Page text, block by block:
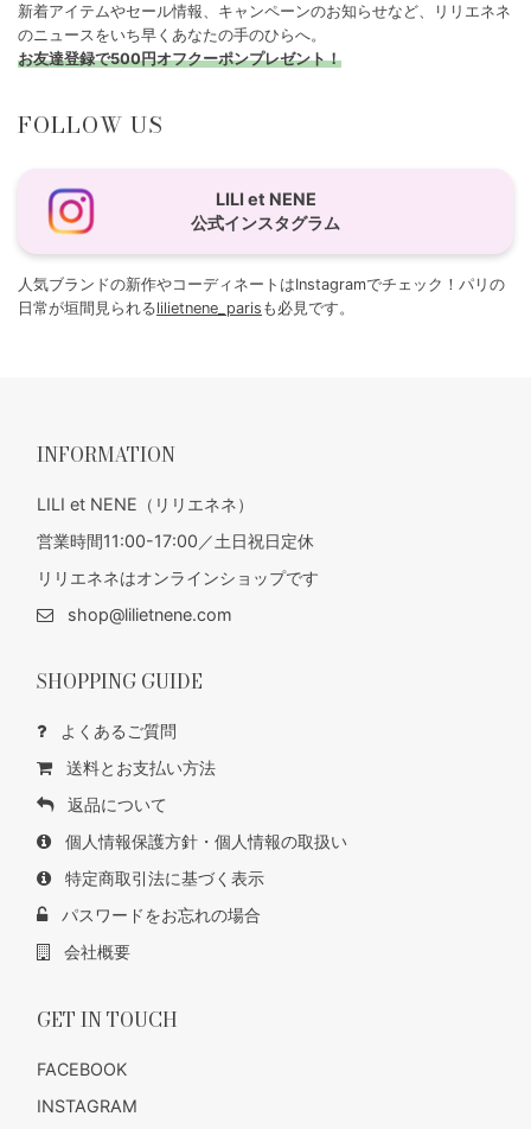
新着アイテムやセール情報、キャンペーンのお知らせなど、リリエネネ
のニュースをいち早くあなたの手のひらへ。
お友達登録で500円オフクーポンプレゼント！
FOLLOW US
LILI et NENE
公式インスタグラム
人気ブランドの新作やコーディネートはInstagramでチェック！パリの
日常が垣間見られるlilietnene_paris も必見です。
INFORMATION
LILI et NENE（リリエネネ）
営業時間11:00-17:00／土日祝日定休
リリエネネはオンラインショップです
shop@lilietnene.com
SHOPPING GUIDE
よくあるご質問
送料とお支払い方法
返品について
個人情報保護方針・個人情報の取扱い
特定商取引法に基づく表示
パスワードをお忘れの場合
会社概要
GET IN TOUCH
FACEBOOK
INSTAGRAM